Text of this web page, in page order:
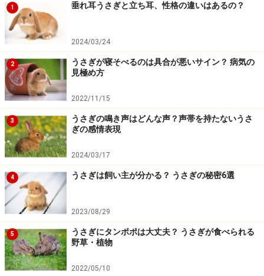
うちのうさぎは、燕麦（えんばく）が大好きで、いつも
「むぎ」と言いながらあげていたので「むぎ」を知って
います。「むーぎー!!」と言うと、普段に増してすごいス
ピードですっ飛んできます。家族との会話のなかで
「麦」と言ったら、ぴくっ！と、反応したこともありま
した。
1 垂れ耳うさぎと立ち耳、性格の違いはあるの？
2024/03/24
2
うさぎが寝そべるのは具合が悪いサイン？ 病気の
見極め方
2022/11/15
3
うさぎの鳴き声はどんな声？声帯を持たないうさ
ぎの感情表現
2024/03/17
4 うさぎは飼い主が分かる？ うさぎの秘密6選
2023/08/29
5
うさぎにタンポポは大丈夫？ うさぎが食べられる
野草・植物
2022/05/10